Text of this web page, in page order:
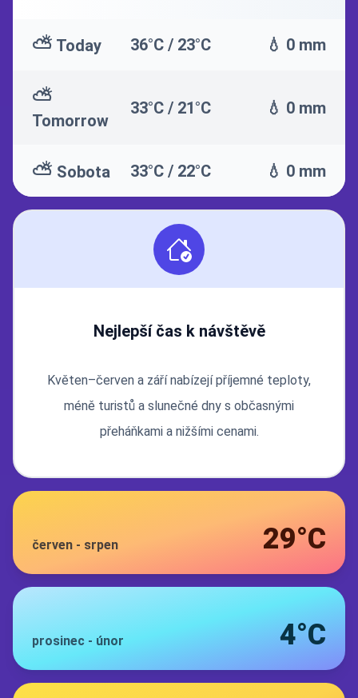
⛅ Today 36°C / 23°C 💧 0 mm
⛅
Tomorrow
33°C / 21°C 💧 0 mm
⛅ Sobota 33°C / 22°C 💧 0 mm
Nejlepší čas k návštěvě
Květen–červen a září nabízejí příjemné teploty,
méně turistů a slunečné dny s občasnými
přeháňkami a nižšími cenami.
červen - srpen 29°C
prosinec - únor 4°C